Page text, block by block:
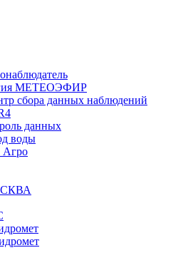
МЕТЕОЭФИР
сбора данных наблюдений
данных
воды